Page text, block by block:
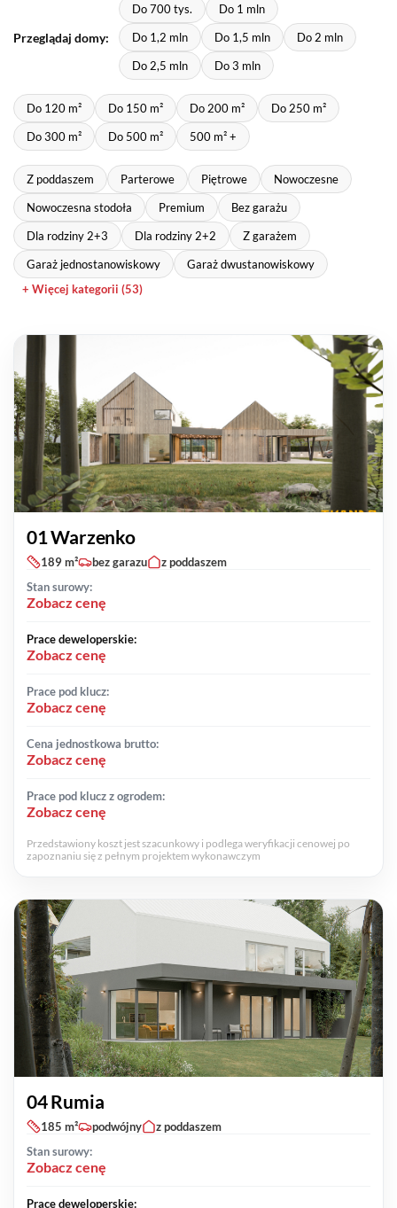
Przeglądaj domy:
Do 700 tys.
Do 1 mln
Do 1,2 mln
Do 1,5 mln
Do 2 mln
Do 2,5 mln
Do 3 mln
Do 120 m² Do 150 m² Do 200 m²
Do 250 m²
Do 300 m²
Do 500 m² 500 m² +
Z poddaszem Parterowe Piętrowe
Nowoczesne
Nowoczesna stodoła
Premium
Bez garażu
Dla rodziny 2+3
Dla rodziny 2+2
Z garażem
Garaż jednostanowiskowy
Garaż dwustanowiskowy
+ Więcej kategorii (53)
01 Warzenko
189 m² bez garazu
z poddaszem
Stan surowy:
Zobacz cenę
Prace deweloperskie:
Zobacz cenę
Prace pod klucz:
Zobacz cenę
Cena jednostkowa brutto:
Zobacz cenę
Prace pod klucz z ogrodem:
Zobacz cenę
Przedstawiony koszt jest szacunkowy i podlega weryfikacji cenowej po
zapoznaniu się z pełnym projektem wykonawczym
04 Rumia
185 m² podwójny
z poddaszem
Stan surowy:
Zobacz cenę
Prace deweloperskie: